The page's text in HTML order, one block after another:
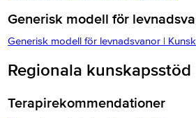
Generisk modell för
Generisk modell för levnadsvanor |
Regionala kunskapsstöd
Terapirekommendationer